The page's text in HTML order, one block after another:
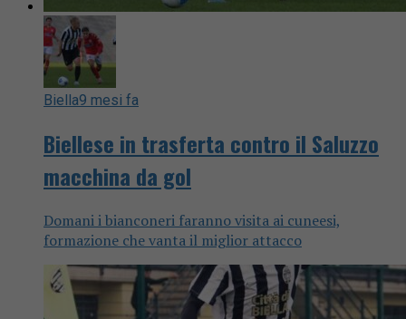
Biella9 mesi fa
Biellese in trasferta contro il Saluzzo
macchina da gol
Domani i bianconeri faranno visita ai cuneesi,
formazione che vanta il miglior attacco